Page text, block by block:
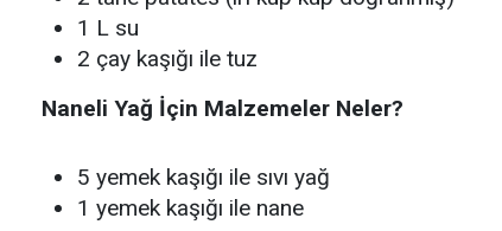
1 L su
2 çay kaşığı ile tuz
Naneli Yağ İçin Malzemeler Neler?
5 yemek kaşığı ile sıvı yağ
1 yemek kaşığı ile nane